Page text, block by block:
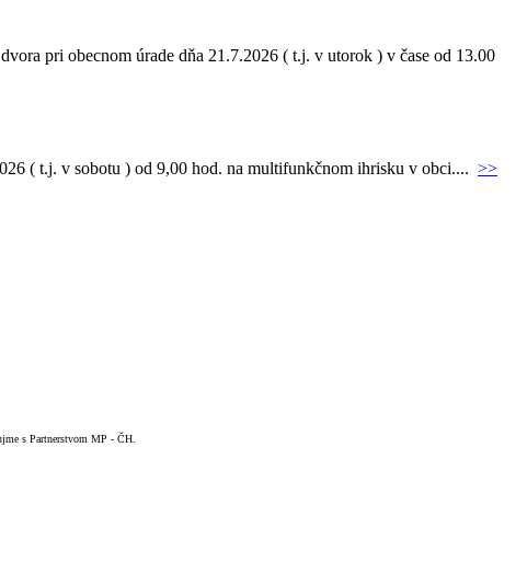
pri obecnom úrade dňa 21.7.2026 ( t.j. v utorok ) v čase od 13.00
( t.j. v sobotu ) od 9,00 hod. na multifunkčnom ihrisku v obci.... >>
s Partnerstvom MP - ČH.